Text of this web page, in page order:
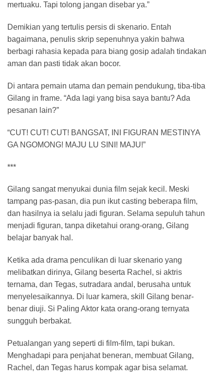
mertuaku. Tapi tolong jangan disebar ya.”
Demikian yang tertulis persis di skenario. Entah
bagaimana, penulis skrip sepenuhnya yakin bahwa
berbagi rahasia kepada para biang gosip adalah tindakan
aman dan pasti tidak akan bocor.
Di antara pemain utama dan pemain pendukung, tiba-tiba
Gilang in frame. “Ada lagi yang bisa saya bantu? Ada
pesanan lain?”
“CUT! CUT! CUT! BANGSAT, INI FIGURAN MESTINYA
GA NGOMONG! MAJU LU SINI! MAJU!”
***
Gilang sangat menyukai dunia film sejak kecil. Meski
tampang pas-pasan, dia pun ikut casting beberapa film,
dan hasilnya ia selalu jadi figuran. Selama sepuluh tahun
menjadi figuran, tanpa diketahui orang-orang, Gilang
belajar banyak hal.
Ketika ada drama penculikan di luar skenario yang
melibatkan dirinya, Gilang beserta Rachel, si aktris
ternama, dan Tegas, sutradara andal, berusaha untuk
menyelesaikannya. Di luar kamera, skill Gilang benar-
benar diuji. Si Paling Aktor kata orang-orang ternyata
sungguh berbakat.
Petualangan yang seperti di film-film, tapi bukan.
Menghadapi para penjahat beneran, membuat Gilang,
Rachel, dan Tegas harus kompak agar bisa selamat.